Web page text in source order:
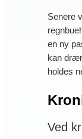
Senere
en ny
kan
holdes
Ved